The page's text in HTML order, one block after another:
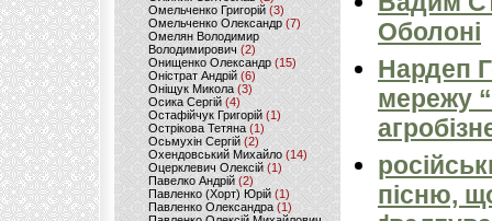
Омельченко Григорій (3)
Омельченко Олександр(7)
Омелян Володимир
Володимирович (2)
Онищенко Олександр (15)
Оністрат Андрій (6)
Оніщук Микола (3)
Осика Сергій(4)
Остафійчук Григорій(1)
Острікова Тетяна (1)
Осьмухін Сергій (2)
Охендовський Михайло (14)
Оцерклевич Олексій (1)
Павелко Андрій (2)
Павленко (Хорт) Юрій (1)
Павленко Олександра (1)
Оболоні
Нардеп
мережу
пісню,